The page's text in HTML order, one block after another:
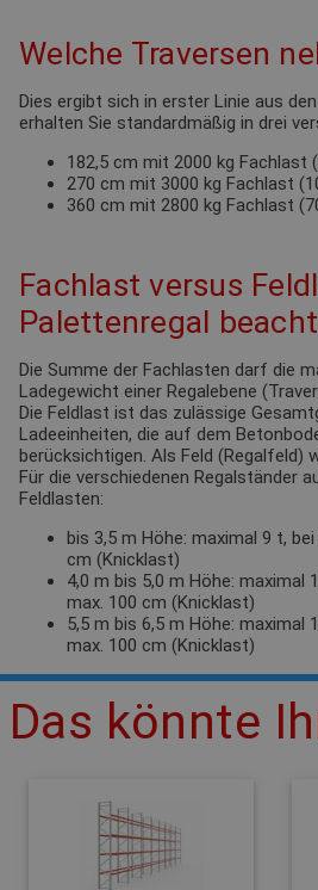
Welche Traversen
Dies ergibt sich in erster Linie aus
erhalten Sie standardmäßig in drei
182,5 cm mit 2000 kg Fachlast
270 cm mit 3000 kg Fachlast
360 cm mit 2800 kg Fachlast
Fachlast versus
Palettenregal
Die Summe der Fachlasten darf die
Ladegewicht einer Regalebene
Die Feldlast ist das zulässige
Ladeeinheiten, die auf dem
berücksichtigen. Als Feld (Regalfeld)
Für die verschiedenen Regalständer
Feldlasten:
bis 3,5 m Höhe: maximal 9 t,
cm (Knicklast)
4,0 m bis 5,0 m Höhe: maximal
max. 100 cm (Knicklast)
5,5 m bis 6,5 m Höhe: maximal
max. 100 cm (Knicklast)
Das könnte